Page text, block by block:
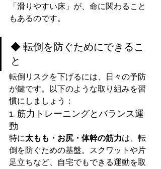
「滑りやすい床」が、命に関わること
もあるのです。
◆ 転倒を防ぐためにできるこ
と
転倒リスクを下げるには、日々の予防
が鍵です。以下のような取り組みを習
慣にしましょう：
1. 筋力トレーニングとバランス運
動
特に太もも・お尻・体幹の筋力は、転
倒を防ぐための基盤。スクワットや片
足立ちなど、自宅でもできる運動を取